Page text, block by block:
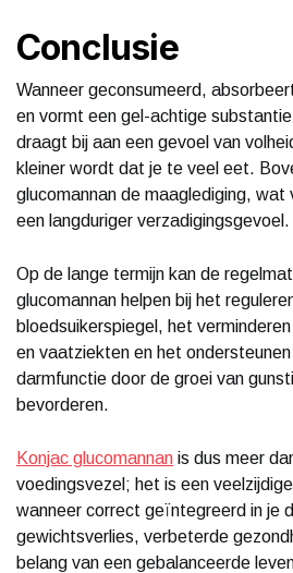
Conclusie
Wanneer geconsumeerd,
en vormt een gel-achtige
draagt bij aan een gevoel van
kleiner wordt dat je te veel eet.
glucomannan de maaglediging, wat
een langduriger verzadigingsgevoel.
Op de lange termijn kan de
glucomannan helpen bij het
bloedsuikerspiegel, het
en vaatziekten en het
darmfunctie door de groei van
bevorderen.
Konjac glucomannan is dus meer
voedingsvezel; het is een
wanneer correct geïntegreerd in je
gewichtsverlies, verbeterde
belang van een gebalanceerde